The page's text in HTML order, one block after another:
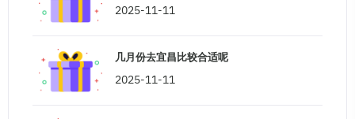
2025-11-11
几月份去宜昌比较合适呢
2025-11-11